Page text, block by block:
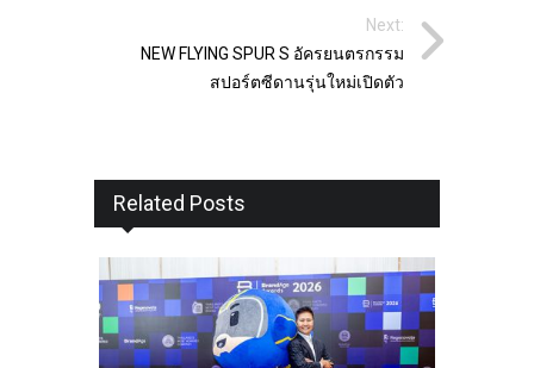
Next:
NEW FLYING SPUR S อัครยนตรกรรม
สปอร์ตซีดานรุ่นใหม่เปิดตัว
Related Posts